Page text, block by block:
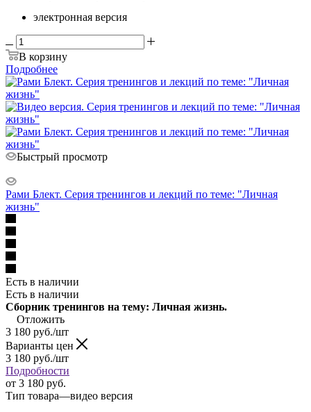
электронная версия
В корзину
Подробнее
Быстрый просмотр
Рами Блект. Серия тренингов и лекций по теме: "Личная
жизнь"
Есть в наличии
Есть в наличии
Сборник тренингов на тему: Личная жизнь.
Отложить
3 180 руб./шт
Варианты цен
3 180 руб./шт
Подробности
от 3 180 руб.
Тип товара—видео версия